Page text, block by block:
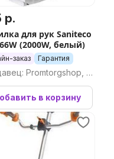
р.
для рук Saniteco
(2000W, белый)
заказ Гарантия
Promtorgshop, П
в корзину